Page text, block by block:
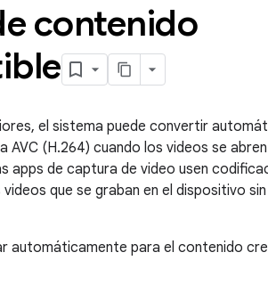
contenido
el sistema puede convertir
(H.264) cuando los videos se
apps de captura de video usen
que se graban en el dispositivo
automáticamente para el contenido